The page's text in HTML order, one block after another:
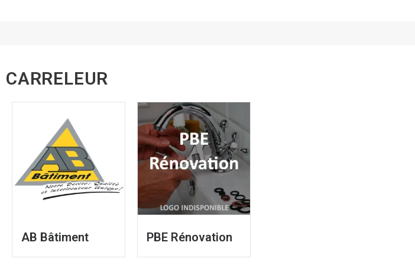
CARRELEUR
AB Bâtiment PBE Rénovation